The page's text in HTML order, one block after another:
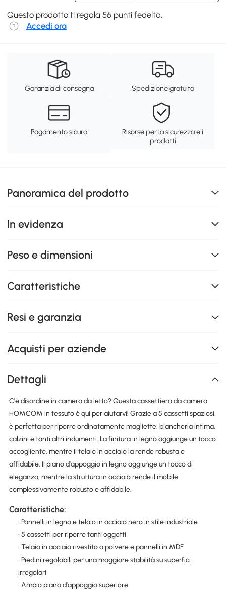
Questo prodotto ti regala 56 punti fedeltà.
Accedi ora
Garanzia di consegna Spedizione gratuita
Pagamento sicuro
Risorse per la sicurezza e i
prodotti
Panoramica del prodotto
In evidenza
Peso e dimensioni
Caratteristiche
Resi e garanzia
Acquisti per aziende
Dettagli
C'è disordine in camera da letto? Questa cassettiera da camera
HOMCOM in tessuto è qui per aiutarvi! Grazie a 5 cassetti spaziosi,
è perfetta per riporre ordinatamente magliette, biancheria intima,
calzini e tanti altri indumenti. La finitura in legno aggiunge un tocco
accogliente, mentre il telaio in acciaio la rende robusta e
affidabile. Il piano d'appoggio in legno aggiunge un tocco di
eleganza, mentre la struttura in acciaio rende il mobile
complessivamente robusto e affidabile.
Caratteristiche:
• Pannelli in legno e telaio in acciaio nero in stile industriale
• 5 cassetti per riporre tanti oggetti
• Telaio in acciaio rivestito a polvere e pannelli in MDF
• Piedini regolabili per una maggiore stabilità su superfici
irregolari
• Ampio piano d'appoggio superiore